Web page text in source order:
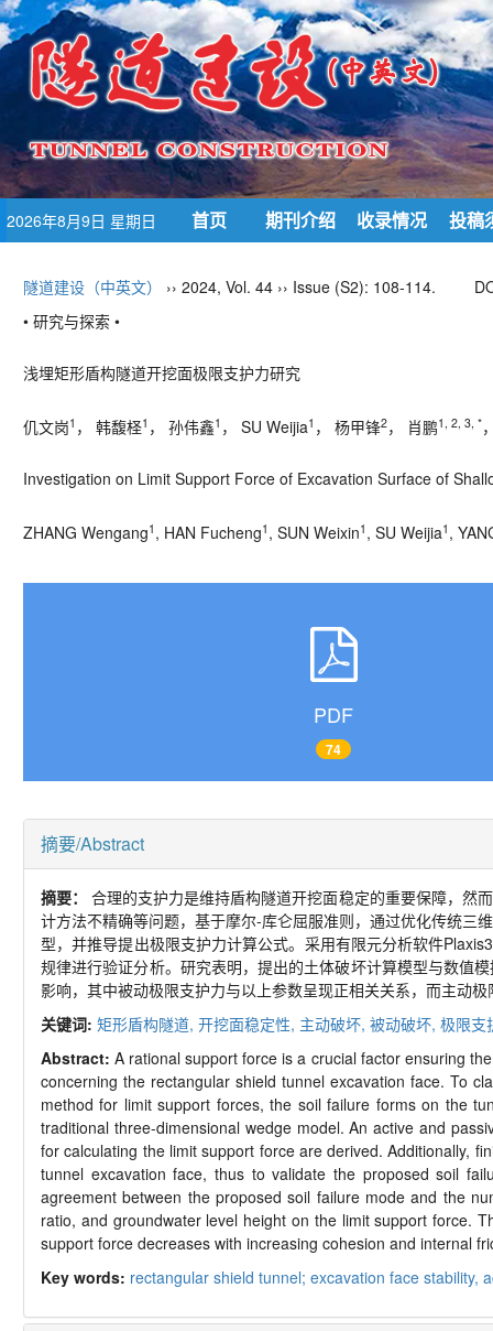
2026年8月9日 星期日 首页 期刊介绍 收录情况 投稿
隧道建设（中英文） ›› 2024, Vol. 44 ›› Issue (S2): 108-114.
• 研究与探索 •
浅埋矩形盾构隧道开挖面极限支护力研究
仉文岗1 ， 韩馥柽1 ， 孙伟鑫1 ， SU Weijia1 ， 杨甲锋2， 肖鹏1, 2, 3, *
Investigation on Limit Support Force of Excavation Surface of
ZHANG Wengang1 , HAN Fucheng1 , SUN Weixin1 , SU Weijia1 ,
PDF
74
摘要/Abstract
摘要：合理的支护力是维持盾构隧道开挖面稳定的重要保障，然
计方法不精确等问题，基于摩尔-库仑屈服准则，通过优化传统三
型，并推导提出极限支护力计算公式。采用有限元分析软件
规律进行验证分析。研究表明，提出的土体破坏计算模型与数值
影响，其中被动极限支护力与以上参数呈现正相关关系，而主动
关键词: 矩形盾构隧道, 开挖面稳定性, 主动破坏, 被动破坏, 极限支
Abstract:A rational support force is a crucial factor ensuring
concerning the rectangular shield tunnel excavation face. To
method for limit support forces, the soil failure forms on the
traditional three-dimensional wedge model. An active and
for calculating the limit support force are derived. Additionally,
tunnel excavation face, thus to validate the proposed soil
agreement between the proposed soil failure mode and the
ratio, and groundwater level height on the limit support force.
support force decreases with increasing cohesion and internal
Key words: rectangular shield tunnel; excavation face stability,